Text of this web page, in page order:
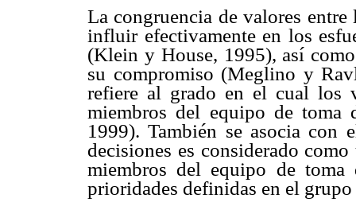
La congruencia de valores
influir efectivamente en los
(Klein y House, 1995), así
su compromiso (Meglino y
refiere al grado en el cual los
miembros del equipo de toma
1999). También se asocia
decisiones es considerado
miembros del equipo de toma
prioridades definidas en el